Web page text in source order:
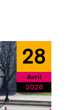
présenter le
28
Avril
2026